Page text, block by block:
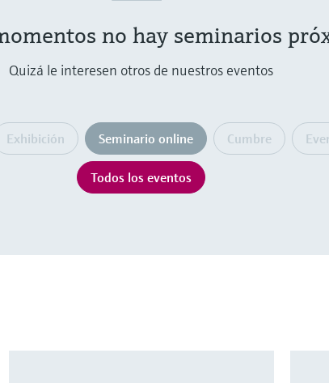
no hay seminarios
Quizá le interesen otros de nuestros eventos
Exhibición Seminario online Cumbre
Todos los eventos